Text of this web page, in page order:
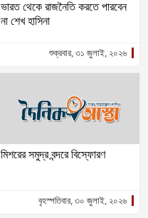
ভারত থেকে রাজনৈতি করতে পারবেন
না শেখ হাসিনা
শুক্রবার, ৩১ জুলাই, ২০২৬
মিশরের সমুদ্র বন্দরে বিস্ফোরণ
বৃহস্পতিবার, ৩০ জুলাই, ২০২৬